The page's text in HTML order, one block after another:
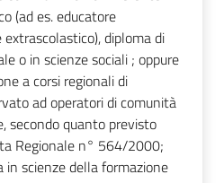
(ad es. educatore
diploma di
o in scienze sociali ; oppure
a corsi regionali di
ad operatori di comunità
secondo quanto previsto
Regionale n° 564/2000;
in scienze della formazione